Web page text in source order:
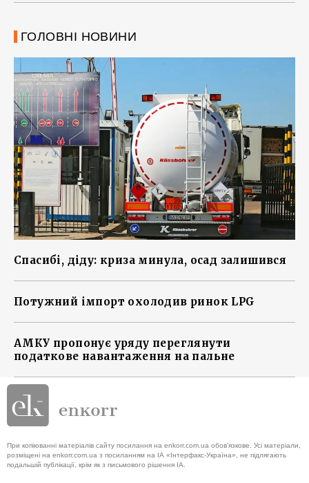
ГОЛОВНІ НОВИНИ
Спасибі, діду: криза минула, осад залишився
Потужний імпорт охолодив ринок LPG
АМКУ пропонує уряду переглянути
податкове навантаження на пальне
При копіюванні матеріалів сайту посилання на enkorr.com.ua обов'язкове. Усі матеріали,
розміщені на enkorr.com.ua з посиланням на ІА «Інтерфакс-Україна», не підлягають
подальшій публікації, крім як з письмового рішення ІА.